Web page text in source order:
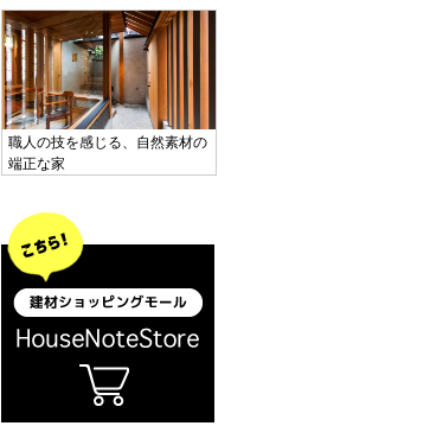
職人の技を感じる、自然素材の
端正な家